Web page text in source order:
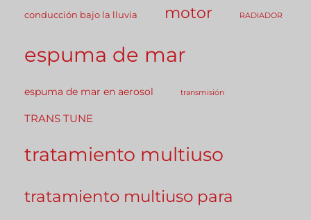
conducción bajo la lluvia motor RADIADOR
espuma de mar
espuma de mar en aerosol transmisión
TRANS TUNE
tratamiento multiuso
tratamiento multiuso para